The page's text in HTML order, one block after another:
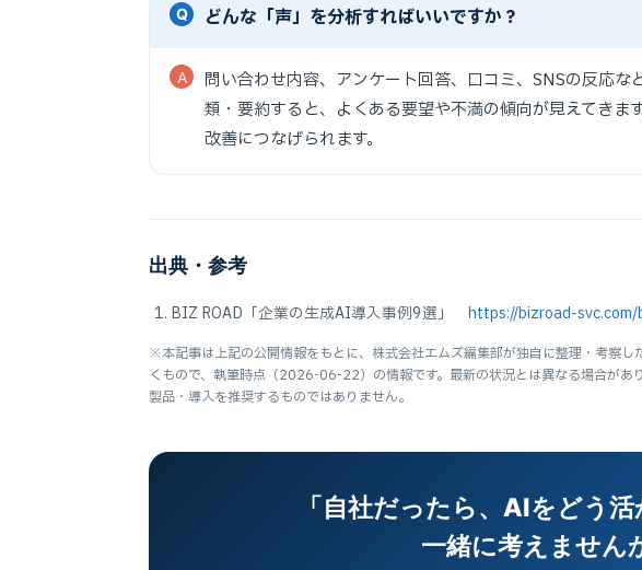
どんな「声」を分析すればいいですか？
問い合わせ内容、アンケート回答、口コミ、SNSの反応
類・要約すると、よくある要望や不満の傾向が見えてきま
改善につなげられます。
出典・参考
BIZ ROAD「企業の生成AI導入事例9選」 https://bizroad-
※本記事は上記の公開情報をもとに、株式会社エムズ編集部が独自に整理・考察
くもので、執筆時点（2026-06-22）の情報です。最新の状況とは異なる場合があ
製品・導入を推奨するものではありません。
「自社だったら、AIをどう活
一緒に考えません